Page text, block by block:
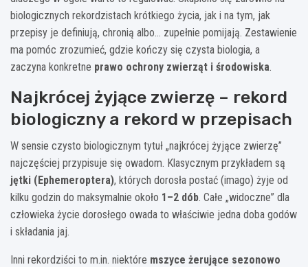
biologicznych rekordzistach krótkiego życia, jak i na tym, jak
przepisy je definiują, chronią albo… zupełnie pomijają. Zestawienie
ma pomóc zrozumieć, gdzie kończy się czysta biologia, a
zaczyna konkretne prawo ochrony zwierząt i środowiska.
Najkrócej żyjące zwierzę – rekord
biologiczny a rekord w przepisach
W sensie czysto biologicznym tytuł „najkrócej żyjące zwierzę”
najczęściej przypisuje się owadom. Klasycznym przykładem są
jętki (Ephemeroptera), których dorosła postać (imago) żyje od
kilku godzin do maksymalnie około 1–2 dób. Całe „widoczne” dla
człowieka życie dorosłego owada to właściwie jedna doba godów
i składania jaj.
Inni rekordziści to m.in. niektóre mszyce żerujące sezonowo